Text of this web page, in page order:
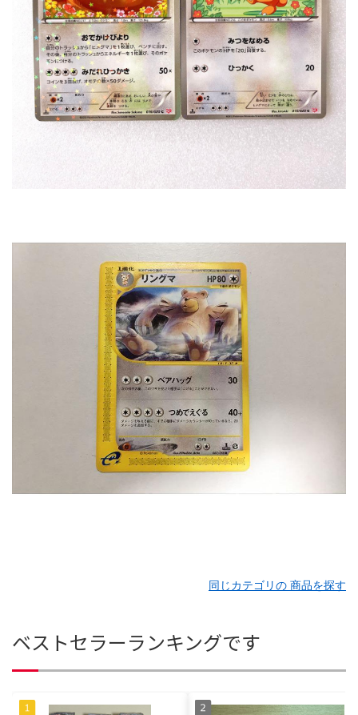
同じカテゴリの 商品を探す
ベストセラーランキングです